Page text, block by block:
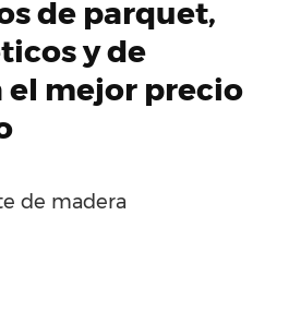
de parquet,
y de
el mejor precio
de madera